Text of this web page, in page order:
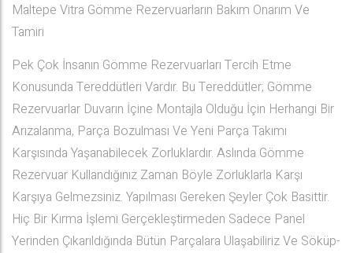
Maltepe Vitra Gömme Rezervuarların Bakım Onarım Ve
Tamiri
Pek Çok İnsanın Gömme Rezervuarları Tercih Etme
Konusunda Tereddütleri Vardır. Bu Tereddütler; Gömme
Rezervuarlar Duvarın İçine Montajla Olduğu İçin Herhangi Bir
Arızalanma, Parça Bozulması Ve Yeni Parça Takımı
Karşısında Yaşanabilecek Zorluklardır. Aslında Gömme
Rezervuar Kullandığınız Zaman Böyle Zorluklarla Karşı
Karşıya Gelmezsiniz. Yapılması Gereken Şeyler Çok Basittir.
Hiç Bir Kırma İşlemi Gerçekleştirmeden Sadece Panel
Yerinden Çıkarıldığında Bütün Parçalara Ulaşabiliriz Ve Söküp-